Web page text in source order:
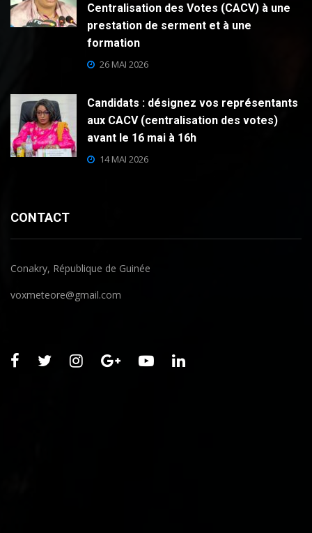
Centralisation des Votes (CACV) à une
prestation de serment et à une
formation
26 MAI 2026
Candidats : désignez vos représentants
aux CACV (centralisation des votes)
avant le 16 mai à 16h
14 MAI 2026
CONTACT
Conakry, République de Guinée
voxmeteore@gmail.com